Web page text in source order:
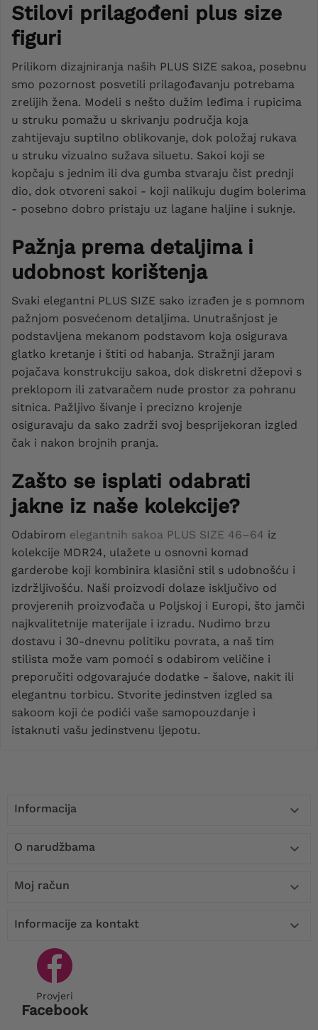
Stilovi prilagođeni plus size
figuri
Prilikom dizajniranja naših PLUS SIZE sakoa, posebnu
smo pozornost posvetili prilagođavanju potrebama
zrelijih žena. Modeli s nešto dužim leđima i rupicima
u struku pomažu u skrivanju područja koja
zahtijevaju suptilno oblikovanje, dok položaj rukava
u struku vizualno sužava siluetu. Sakoi koji se
kopčaju s jednim ili dva gumba stvaraju čist prednji
dio, dok otvoreni sakoi - koji nalikuju dugim bolerima
- posebno dobro pristaju uz lagane haljine i suknje.
Pažnja prema detaljima i
udobnost korištenja
Svaki elegantni PLUS SIZE sako izrađen je s pomnom
pažnjom posvećenom detaljima. Unutrašnjost je
podstavljena mekanom podstavom koja osigurava
glatko kretanje i štiti od habanja. Stražnji jaram
pojačava konstrukciju sakoa, dok diskretni džepovi s
preklopom ili zatvaračem nude prostor za pohranu
sitnica. Pažljivo šivanje i precizno krojenje
osiguravaju da sako zadrži svoj besprijekoran izgled
čak i nakon brojnih pranja.
Zašto se isplati odabrati
jakne iz naše kolekcije?
Odabirom elegantnih sakoa PLUS SIZE 46–64 iz
kolekcije MDR24, ulažete u osnovni komad
garderobe koji kombinira klasični stil s udobnošću i
izdržljivošću. Naši proizvodi dolaze isključivo od
provjerenih proizvođača u Poljskoj i Europi, što jamči
najkvalitetnije materijale i izradu. Nudimo brzu
dostavu i 30-dnevnu politiku povrata, a naš tim
stilista može vam pomoći s odabirom veličine i
preporučiti odgovarajuće dodatke - šalove, nakit ili
elegantnu torbicu. Stvorite jedinstven izgled sa
sakoom koji će podići vaše samopouzdanje i
istaknuti vašu jedinstvenu ljepotu.
Informacija 
O narudžbama 
Moj račun 
Informacije za kontakt 
Provjeri
Facebook